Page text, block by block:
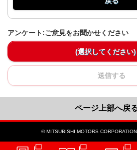
アンケート:ご意見をお聞かせください
(選択してください)
送信する
ページ上部へ戻
© MITSUBISHI MOTORS